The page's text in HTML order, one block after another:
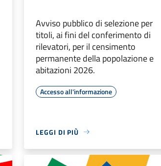
Avviso pubblico di selezione per
titoli, ai fini del conferimento di
rilevatori, per il censimento
permanente della popolazione e
abitazioni 2026.
Accesso all'informazione
LEGGI DI PIÙ